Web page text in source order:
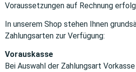
Voraussetzungen auf Rechnung
In unserem Shop stehen Ihnen
Zahlungsarten zur Verfügung:
Vorauskasse
Bei Auswahl der Zahlungsart